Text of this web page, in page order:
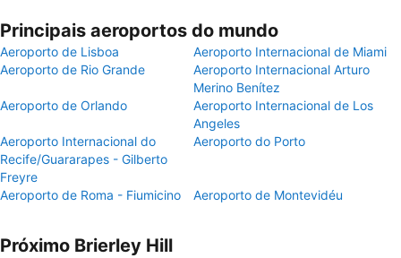
Principais aeroportos do mundo
Aeroporto de Lisboa
Aeroporto Internacional de Miami
Aeroporto de Rio Grande
Aeroporto Internacional Arturo
Merino Benítez
Aeroporto de Orlando
Aeroporto Internacional de Los
Angeles
Aeroporto Internacional do
Recife/Guararapes - Gilberto
Freyre
Aeroporto do Porto
Aeroporto de Roma - Fiumicino Aeroporto de Montevidéu
Próximo Brierley Hill